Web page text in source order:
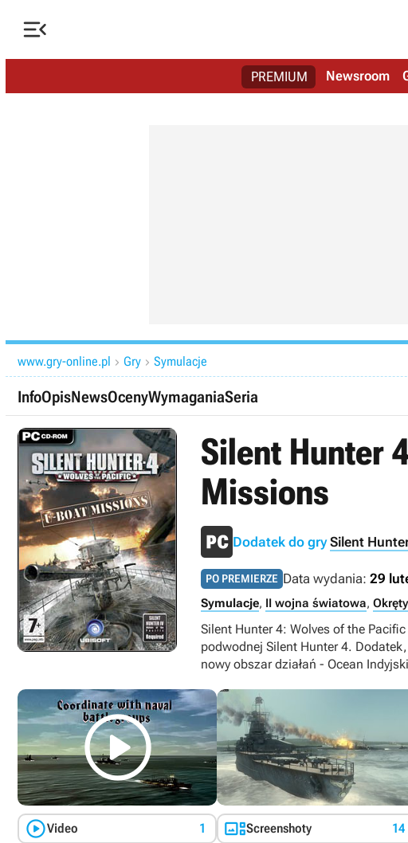

PREMIUM Newsroom
www.gry-online.pl  Gry  Symulacje
InfoOpisNewsOcenyWymaganiaSeria
Silent Hunter
Missions
Dodatek do gry Silent
PO PREMIERZE Data wydania: 29
Symulacje, II wojna światowa,
Silent Hunter 4: Wolves of the
podwodnej Silent Hunter 4.
nowy obszar działań - Ocean

Video 1 Screenshoty 14